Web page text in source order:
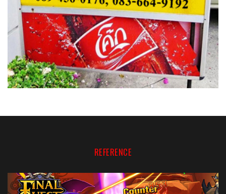
REFERENCE